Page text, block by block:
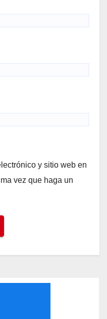
y sitio web en
vez que haga un